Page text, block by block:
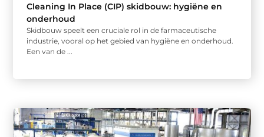
Cleaning In Place (CIP) skidbouw: hygiëne en
onderhoud
Skidbouw speelt een cruciale rol in de farmaceutische
industrie, vooral op het gebied van hygiëne en onderhoud.
Een van de ...